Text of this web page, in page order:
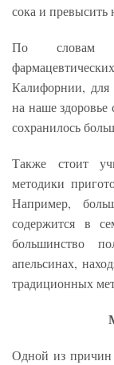
сока и превысить
По словам
Калифорнии, для
на наше здоровье
сохранилось
Также стоит
методики
Например,
содержится в
большинство
апельсинах,
традиционных
Одной из причин